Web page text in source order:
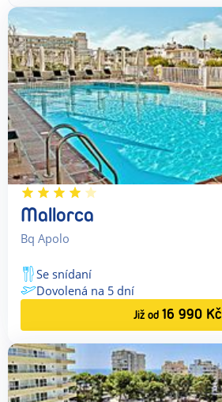
Mallorca
Bq Apolo
Se snídaní
Dovolená na 5 dní
Již od 16 990 Kč